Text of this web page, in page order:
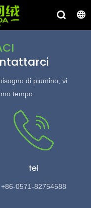
di piumino, vi
tempo.
tel
+86-0571-82754588